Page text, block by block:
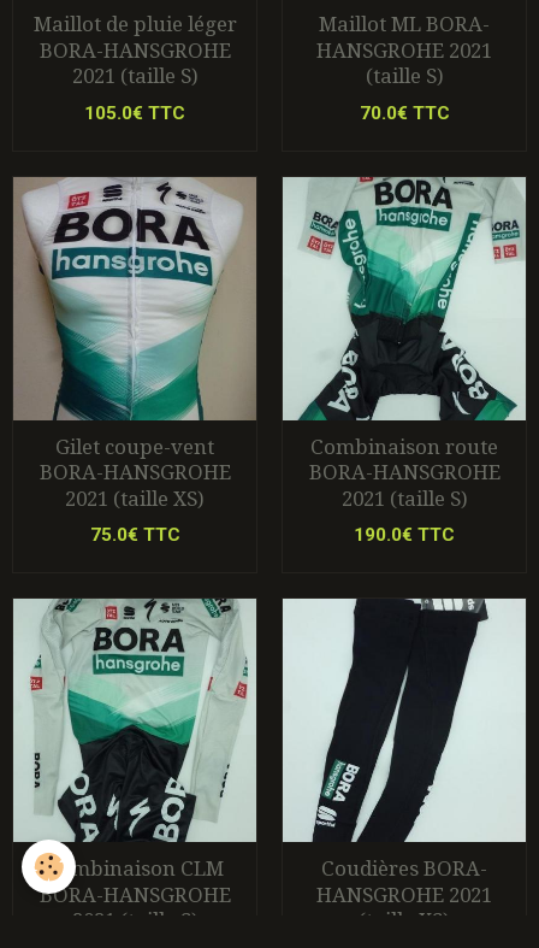
Maillot de pluie léger
BORA-HANSGROHE
2021 (taille S)
105.0€ TTC
Maillot ML BORA-
HANSGROHE 2021
(taille S)
70.0€ TTC
Gilet coupe-vent
BORA-HANSGROHE
2021 (taille XS)
75.0€ TTC
Combinaison route
BORA-HANSGROHE
2021 (taille S)
190.0€ TTC
Combinaison CLM
BORA-HANSGROHE
2021 (taille S)
Coudières BORA-
HANSGROHE 2021
(taille XS)